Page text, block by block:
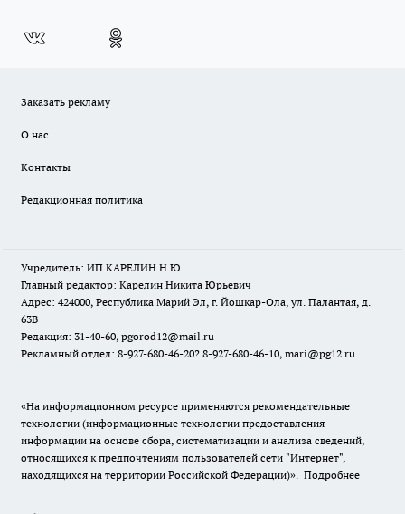
Заказать рекламу
О нас
Контакты
Редакционная политика
Учредитель: ИП КАРЕЛИН Н.Ю.
Главный редактор: Карелин Никита Юрьевич
Адрес: 424000, Республика Марий Эл, г. Йошкар-Ола, ул. Палантая, д.
63В
Редакция: 31-40-60, pgorod12@mail.ru
Рекламный отдел: 8-927-680-46-20? 8-927-680-46-10, mari@pg12.ru
«На информационном ресурсе применяются рекомендательные
технологии (информационные технологии предоставления
информации на основе сбора, систематизации и анализа сведений,
относящихся к предпочтениям пользователей сети "Интернет",
находящихся на территории Российской Федерации)». Подробнее